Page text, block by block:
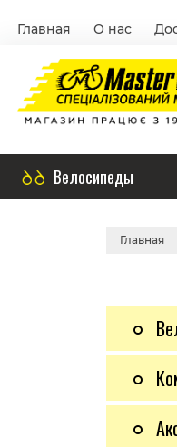
Главная О нас
Велосипеды
Главная